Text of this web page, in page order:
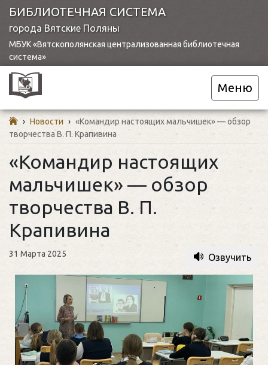
БИБЛИОТЕЧНАЯ СИСТЕМА
города Вятские Поляны
МБУК «Вятскополянская централизованная библиотечная
система»
Меню
› Новости › «Командир настоящих мальчишек» — обзор
творчества В. П. Крапивина
«Командир настоящих
мальчишек» — обзор
творчества В. П.
Крапивина
31 Марта 2025 Озвучить